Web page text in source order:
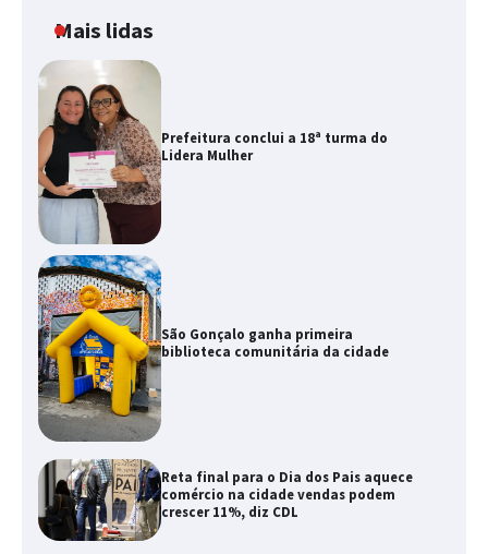
Mais lidas
Prefeitura conclui a 18ª turma do
Lidera Mulher
São Gonçalo ganha primeira
biblioteca comunitária da cidade
Reta final para o Dia dos Pais aquece
comércio na cidade vendas podem
crescer 11%, diz CDL